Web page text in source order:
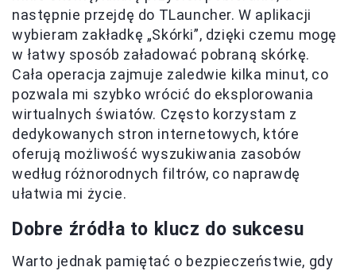
następnie przejdę do TLauncher. W aplikacji
wybieram zakładkę „Skórki”, dzięki czemu mogę
w łatwy sposób załadować pobraną skórkę.
Cała operacja zajmuje zaledwie kilka minut, co
pozwala mi szybko wrócić do eksplorowania
wirtualnych światów. Często korzystam z
dedykowanych stron internetowych, które
oferują możliwość wyszukiwania zasobów
według różnorodnych filtrów, co naprawdę
ułatwia mi życie.
Dobre źródła to klucz do sukcesu
Warto jednak pamiętać o bezpieczeństwie, gdy